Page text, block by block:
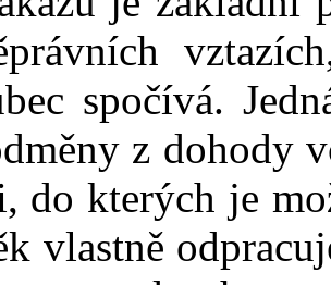
spočívá.
z dohody
do kterých je
vlastně